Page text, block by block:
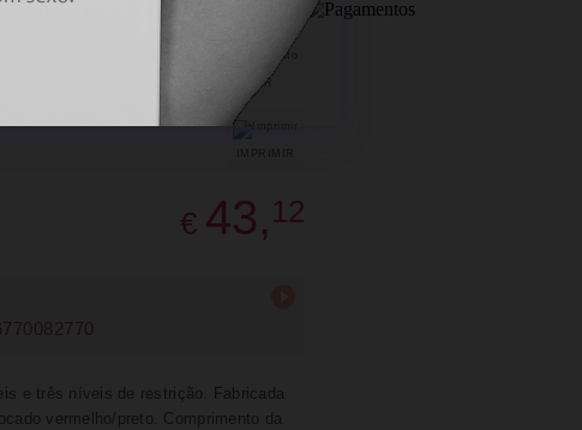
SUGERIR
€ 43, 12
e três níveis de restrição. Fabricada
vermelho/preto. Comprimento da